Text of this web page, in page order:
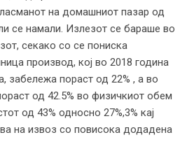
на домашниот пазар од
се намали. Излезот се бараше во
секако со се пониска
производ, кој во 2018 година
забележа пораст од 22% , а во
од 42.5% во физичкиот обем
од 43% односно 27%,3% кај
на извоз со повисока додадена